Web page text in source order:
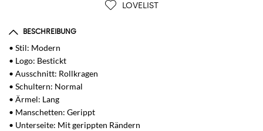
LOVELIST
BESCHREIBUNG
• Stil: Modern
• Logo: Bestickt
• Ausschnitt: Rollkragen
• Schultern: Normal
• Ärmel: Lang
• Manschetten: Gerippt
• Unterseite: Mit gerippten Rändern